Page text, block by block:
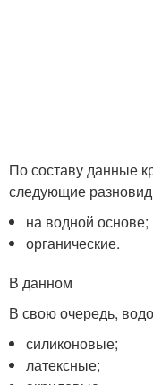
По составу данные
следующие
на водной основе;
органические.
В данном
В свою очередь,
силиконовые;
латексные;